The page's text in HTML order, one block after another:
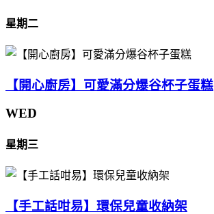
星期二
【開心廚房】可愛滿分爆谷杯子蛋糕
WED
星期三
【手工話咁易】環保兒童收納架